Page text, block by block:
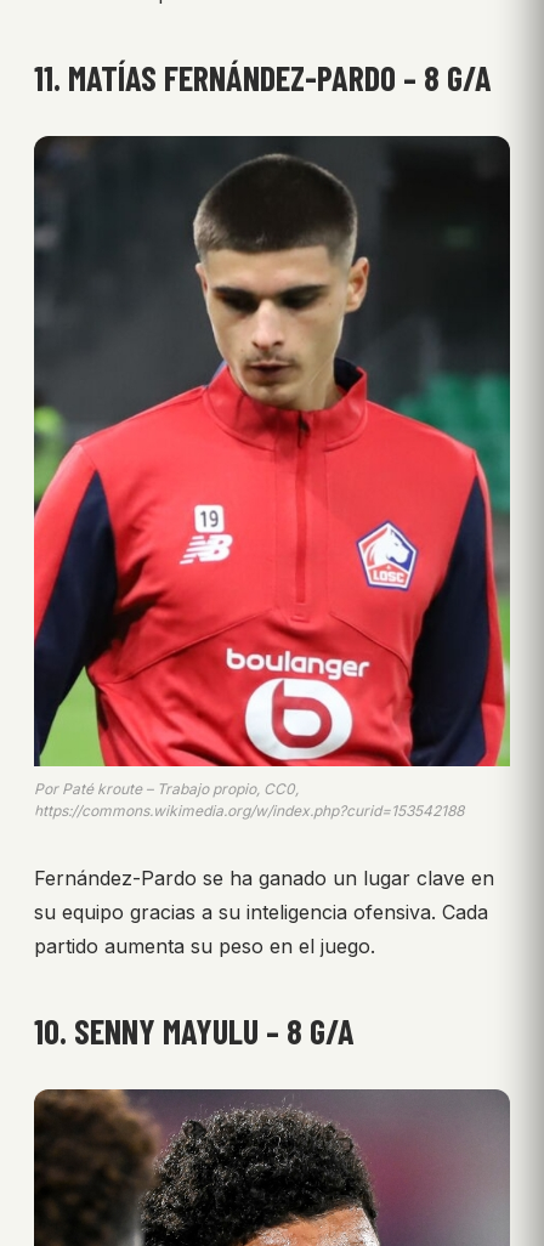
11. MATÍAS FERNÁNDEZ-PARDO – 8 G/A
Por Paté kroute – Trabajo propio, CC0,
https://commons.wikimedia.org/w/index.php?curid=153542188
Fernández-Pardo se ha ganado un lugar clave en
su equipo gracias a su inteligencia ofensiva. Cada
partido aumenta su peso en el juego.
10. SENNY MAYULU – 8 G/A